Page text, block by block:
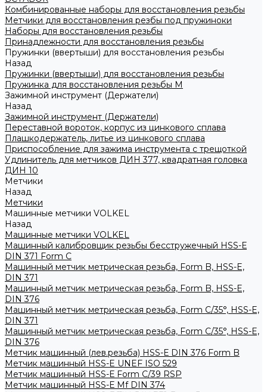
Комбинированные наборы для восстановления резьбы
Метчики для восстановления резбы под пружиноки
Наборы для восстановления резьбы
Принадлежности для восстановления резьбы
Пружинки (ввертыши) для восстановления резьбы
Назад
Пружинки (ввертыши) для восстановления резьбы
Пружинка для восстановления резьбы M
Зажимной инструмент (Держатели)
Назад
Зажимной инструмент (Держатели)
Переставной вороток, корпус из цинкового сплава
Плашкодержатель, литье из цинкового сплава
Приспособление для зажима инструмента с трещоткой
Удлинитель для метчиков ДИН 377, квадратная головка
ДИН 10
Метчики
Назад
Метчики
Машинные метчики VOLKEL
Назад
Машинные метчики VOLKEL
Машинный калибровщик резьбы бесстружечный HSS-Е
DIN 371 Form C
Машинный метчик метрическая резьба, Form B, HSS-E,
DIN 371
Машинный метчик метрическая резьба, Form B, HSS-E,
DIN 376
Машинный метчик метрическая резьба, Form С/35°, HSS-E,
DIN 371
Машинный метчик метрическая резьба, Form С/35°, HSS-E,
DIN 376
Метчик машинный (лев.резьба) HSS-Е DIN 376 Form B
Метчик машинный HSS-E UNEF ISO 529
Метчик машинный HSS-Е Form C/39 RSP
Метчик машинный HSS-Е Mf DIN 374